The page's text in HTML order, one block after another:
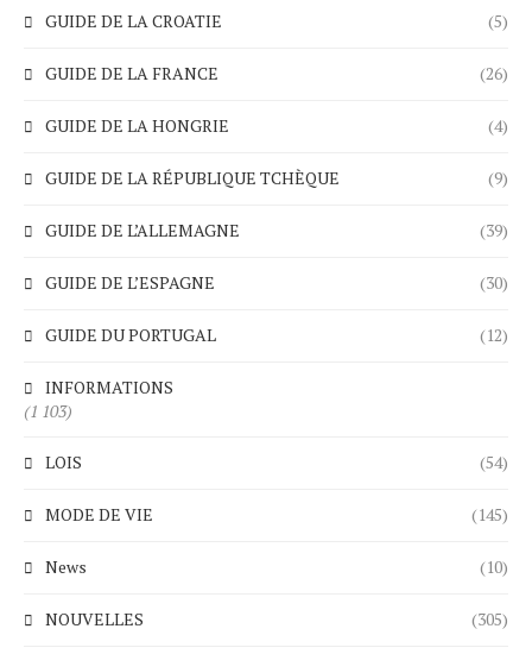
GUIDE DE LA CROATIE (5)
GUIDE DE LA FRANCE (26)
GUIDE DE LA HONGRIE (4)
GUIDE DE LA RÉPUBLIQUE TCHÈQUE (9)
GUIDE DE L’ALLEMAGNE (39)
GUIDE DE L’ESPAGNE (30)
GUIDE DU PORTUGAL (12)
INFORMATIONS
(1 103)
LOIS (54)
MODE DE VIE (145)
News (10)
NOUVELLES (305)